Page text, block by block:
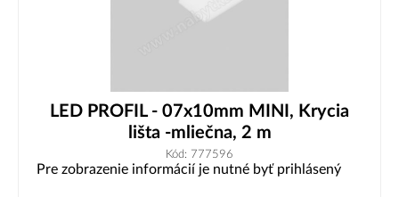
LED PROFIL - 07x10mm MINI, Krycia
lišta -mliečna, 2 m
Kód: 777596
Pre zobrazenie informácií je nutné byť prihlásený